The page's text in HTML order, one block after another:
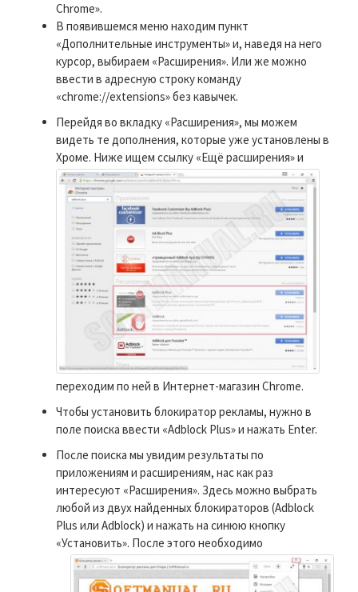
Chrome».
В появившемся меню находим пункт
«Дополнительные инструменты» и, наведя на него
курсор, выбираем «Расширения». Или же можно
ввести в адресную строку команду
«chrome://extensions» без кавычек.
Перейдя во вкладку «Расширения», мы можем
видеть те дополнения, которые уже установлены в
Хроме. Ниже ищем ссылку «Ещё расширения» и
переходим по ней в Интернет-магазин Chrome.
Чтобы установить блокиратор рекламы, нужно в
поле поиска ввести «Adblock Plus» и нажать Enter.
После поиска мы увидим результаты по
приложениям и расширениям, нас как раз
интересуют «Расширения». Здесь можно выбрать
любой из двух найденных блокираторов (Adblock
Plus или Adblock) и нажать на синюю кнопку
«Установить». После этого необходимо